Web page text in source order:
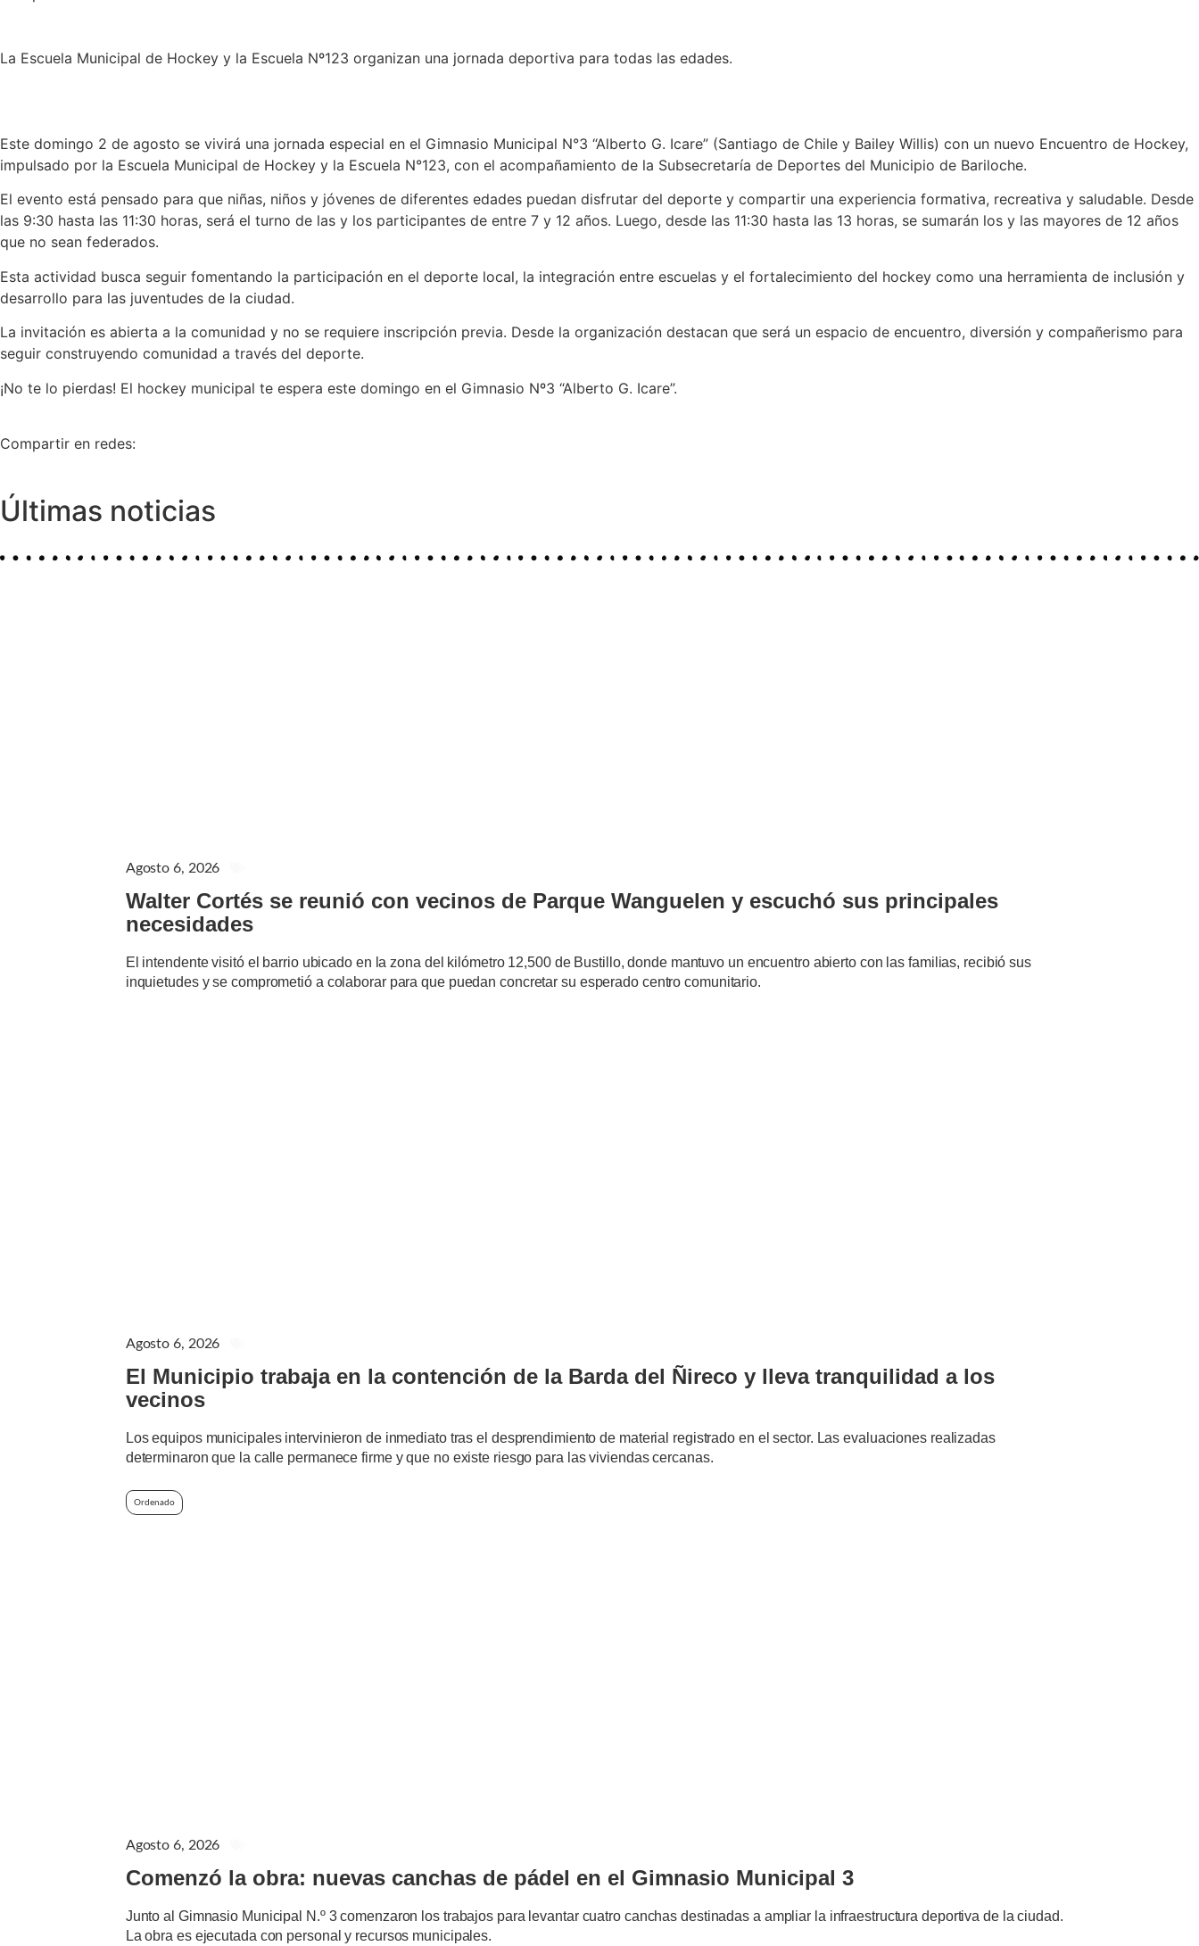
La Escuela Municipal de Hockey y la Escuela Nº123 organizan una jornada deportiva para todas las edades.
Este domingo 2 de agosto se vivirá una jornada especial en el Gimnasio Municipal N°3 “Alberto G. Icare” (Santiago de Chile y Bailey Willis) con un nuevo Encuentro de Hockey,
impulsado por la Escuela Municipal de Hockey y la Escuela N°123, con el acompañamiento de la Subsecretaría de Deportes del Municipio de Bariloche.
El evento está pensado para que niñas, niños y jóvenes de diferentes edades puedan disfrutar del deporte y compartir una experiencia formativa, recreativa y saludable. Desde
las 9:30 hasta las 11:30 horas, será el turno de las y los participantes de entre 7 y 12 años. Luego, desde las 11:30 hasta las 13 horas, se sumarán los y las mayores de 12 años
que no sean federados.
Esta actividad busca seguir fomentando la participación en el deporte local, la integración entre escuelas y el fortalecimiento del hockey como una herramienta de inclusión y
desarrollo para las juventudes de la ciudad.
La invitación es abierta a la comunidad y no se requiere inscripción previa. Desde la organización destacan que será un espacio de encuentro, diversión y compañerismo para
seguir construyendo comunidad a través del deporte.
¡No te lo pierdas! El hockey municipal te espera este domingo en el Gimnasio Nº3 “Alberto G. Icare”.
Compartir en redes:
Últimas noticias
Agosto 6, 2026
Walter Cortés se reunió con vecinos de Parque Wanguelen y escuchó sus principales
necesidades
El intendente visitó el barrio ubicado en la zona del kilómetro 12,500 de Bustillo, donde mantuvo un encuentro abierto con las familias, recibió sus
inquietudes y se comprometió a colaborar para que puedan concretar su esperado centro comunitario.
Agosto 6, 2026
El Municipio trabaja en la contención de la Barda del Ñireco y lleva tranquilidad a los
vecinos
Los equipos municipales intervinieron de inmediato tras el desprendimiento de material registrado en el sector. Las evaluaciones realizadas
determinaron que la calle permanece firme y que no existe riesgo para las viviendas cercanas.
Ordenado
Agosto 6, 2026
Comenzó la obra: nuevas canchas de pádel en el Gimnasio Municipal 3
Junto al Gimnasio Municipal N.º 3 comenzaron los trabajos para levantar cuatro canchas destinadas a ampliar la infraestructura deportiva de la ciudad.
La obra es ejecutada con personal y recursos municipales.